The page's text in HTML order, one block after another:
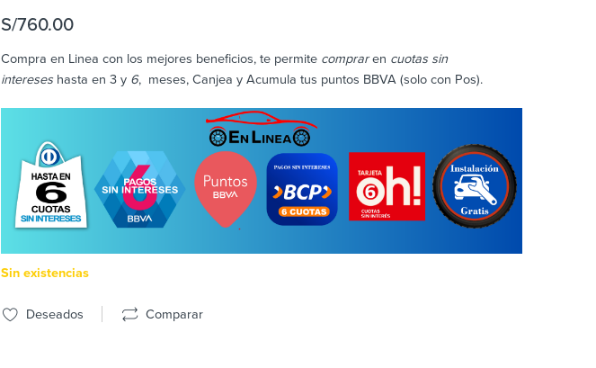
S/760.00
Compra en Linea con los mejores beneficios, te permite compraren cuotas sin
intereseshasta en 3 y 6, meses, Canjea y Acumula tus puntos BBVA (solo con Pos).
Sin existencias
Deseados Comparar